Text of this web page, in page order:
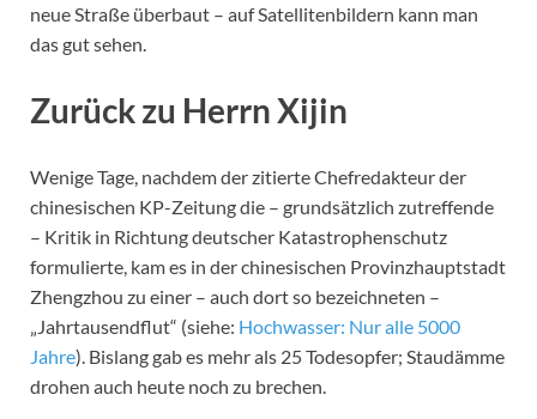
neue Straße überbaut – auf Satellitenbildern kann man
das gut sehen.
Zurück zu Herrn Xijin
Wenige Tage, nachdem der zitierte Chefredakteur der
chinesischen KP-Zeitung die – grundsätzlich zutreffende
– Kritik in Richtung deutscher Katastrophenschutz
formulierte, kam es in der chinesischen Provinzhauptstadt
Zhengzhou zu einer – auch dort so bezeichneten –
„Jahrtausendflut“ (siehe: Hochwasser: Nur alle 5000
Jahre). Bislang gab es mehr als 25 Todesopfer; Staudämme
drohen auch heute noch zu brechen.